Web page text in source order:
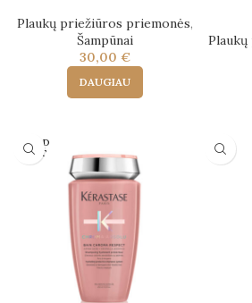
Plaukų priežiūros priemonės,
Šampūnai
30,00 €
DAUGIAU
SOLD
OUT